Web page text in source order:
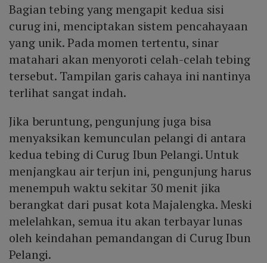
Bagian tebing yang mengapit kedua sisi
curug ini, menciptakan sistem pencahayaan
yang unik. Pada momen tertentu, sinar
matahari akan menyoroti celah-celah tebing
tersebut. Tampilan garis cahaya ini nantinya
terlihat sangat indah.
Jika beruntung, pengunjung juga bisa
menyaksikan kemunculan pelangi di antara
kedua tebing di Curug Ibun Pelangi. Untuk
menjangkau air terjun ini, pengunjung harus
menempuh waktu sekitar 30 menit jika
berangkat dari pusat kota Majalengka. Meski
melelahkan, semua itu akan terbayar lunas
oleh keindahan pemandangan di Curug Ibun
Pelangi.